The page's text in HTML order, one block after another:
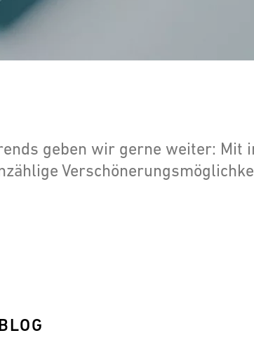
geben wir gerne weiter: Mit